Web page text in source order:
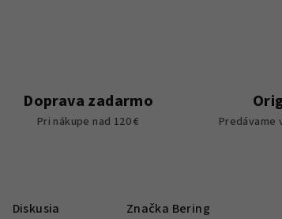
Doprava zadarmo
Pri nákupe nad 120 € Predávame
Diskusia Značka Bering